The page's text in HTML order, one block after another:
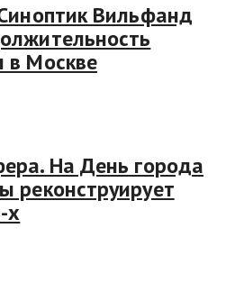
Вильфанд
в Москве
На День города
реконструирует
х